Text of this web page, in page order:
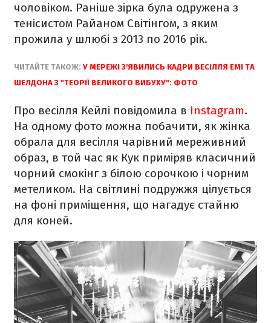
чоловіком. Раніше зірка була одружена з
тенісистом Райаном Світінгом, з яким
прожила у шлюбі з 2013 по 2016 рік.
ЧИТАЙТЕ ТАКОЖ: У МЕРЕЖІ З'ЯВИЛИСЬ КАДРИ ВЕСІЛЛЯ ЕМІ ТА
ШЕЛДОНА З "ТЕОРІЇ ВЕЛИКОГО ВИБУХУ": ФОТО
Про весілля Кейлі повідомила в Instagram.
На одному фото можна побачити, як жінка
обрала для весілля чарівний мереживний
образ, в той час як Кук приміряв класичний
чорний смокінг з білою сорочкою і чорним
метеликом. На світлині подружжя цілується
на фоні приміщення, що нагадує стайню
для коней.